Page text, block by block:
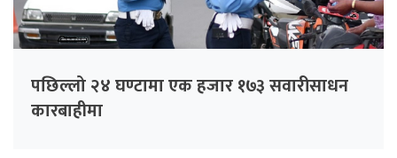
पछिल्लो २४ घण्टामा एक हजार १७३ सवारीसाधन
कारबाहीमा